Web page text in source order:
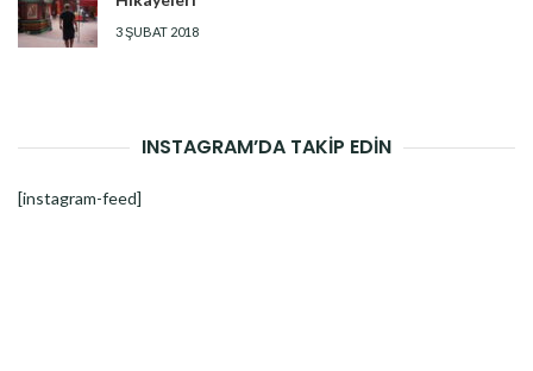
3 ŞUBAT 2018
INSTAGRAM’DA TAKİP EDİN
[instagram-feed]